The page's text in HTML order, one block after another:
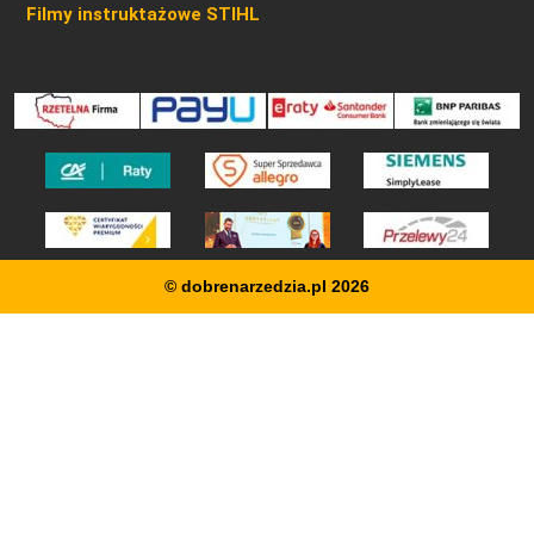
Filmy instruktażowe STIHL
© dobrenarzedzia.pl 2026